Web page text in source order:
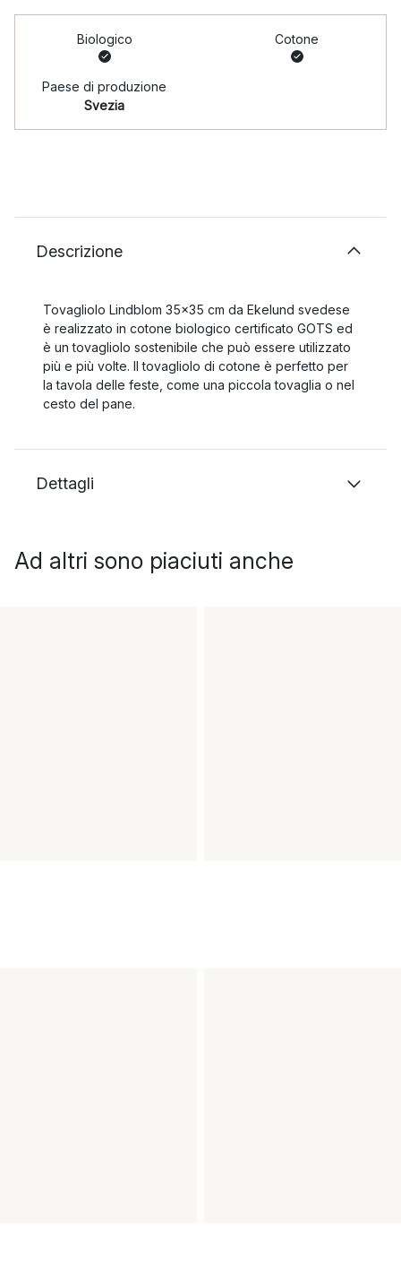
Biologico Cotone
Paese di produzione
Svezia
Descrizione
Tovagliolo Lindblom 35x35 cm da Ekelund svedese
è realizzato in cotone biologico certificato GOTS ed
è un tovagliolo sostenibile che può essere utilizzato
più e più volte. Il tovagliolo di cotone è perfetto per
la tavola delle feste, come una piccola tovaglia o nel
cesto del pane.
Dettagli
Ad altri sono piaciuti anche